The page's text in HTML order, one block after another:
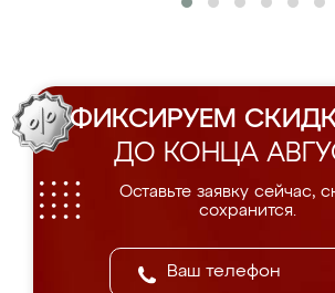
ФИКСИРУЕМ
ДО КОНЦА
Оставьте заявку сейчас,
сохранится.